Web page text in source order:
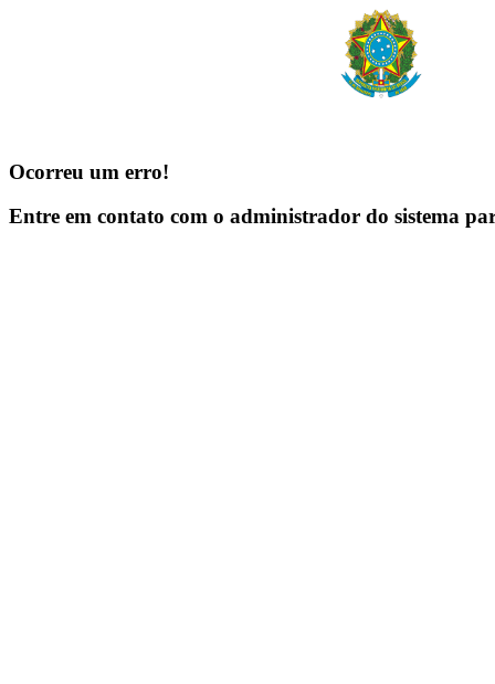
Ocorreu um erro!
Entre em contato com o administrador do sistema